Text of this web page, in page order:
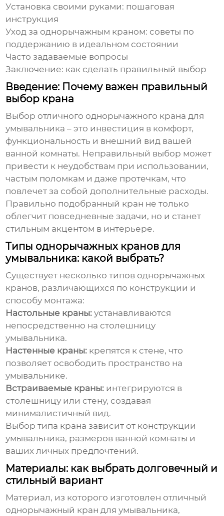
Установка своими руками: пошаговая
инструкция
Уход за однорычажным краном: советы по
поддержанию в идеальном состоянии
Часто задаваемые вопросы
Заключение: как сделать правильный выбор
Введение: Почему важен правильный
выбор крана
Выбор отличного однорычажного крана для
умывальника – это инвестиция в комфорт,
функциональность и внешний вид вашей
ванной комнаты. Неправильный выбор может
привести к неудобствам при использовании,
частым поломкам и даже протечкам, что
повлечет за собой дополнительные расходы.
Правильно подобранный кран не только
облегчит повседневные задачи, но и станет
стильным акцентом в интерьере.
Типы однорычажных кранов для
умывальника: какой выбрать?
Существует несколько типов однорычажных
кранов, различающихся по конструкции и
способу монтажа:
Настольные краны: устанавливаются
непосредственно на столешницу
умывальника.
Настенные краны: крепятся к стене, что
позволяет освободить пространство на
умывальнике.
Встраиваемые краны: интегрируются в
столешницу или стену, создавая
минималистичный вид.
Выбор типа крана зависит от конструкции
умывальника, размеров ванной комнаты и
ваших личных предпочтений.
Материалы: как выбрать долговечный и
стильный вариант
Материал, из которого изготовлен отличный
однорычажный кран для умывальника,